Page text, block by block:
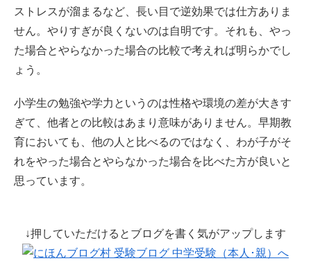
ストレスが溜まるなど、長い目で逆効果では仕方ありま
せん。やりすぎが良くないのは自明です。それも、やっ
た場合とやらなかった場合の比較で考えれば明らかでし
ょう。
小学生の勉強や学力というのは性格や環境の差が大きす
ぎて、他者との比較はあまり意味がありません。早期教
育においても、他の人と比べるのではなく、わが子がそ
れをやった場合とやらなかった場合を比べた方が良いと
思っています。
↓押していただけるとブログを書く気がアップします